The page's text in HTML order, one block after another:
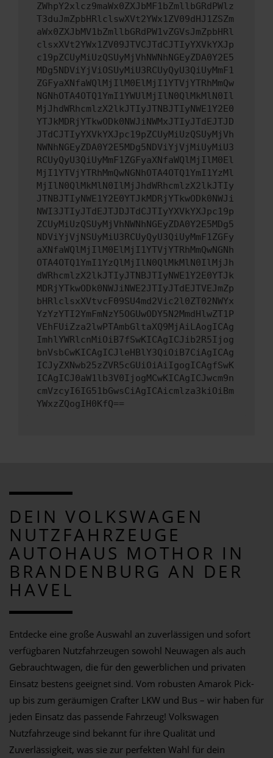
ZWhpY2xlcz9maWx0ZXJbMF1bZmllbGRdPWlz
T3duJmZpbHRlclswXVt2YWx1ZV09dHJ1ZSZm
aWx0ZXJbMV1bZmllbGRdPW1vZGVsJmZpbHRl
clsxXVt2YWx1ZV09JTVCJTdCJTIyYXVkYXJp
c19pZCUyMiUzQSUyMjVhNWNhNGEyZDA0Y2E5
MDg5NDViYjViOSUyMiU3RCUyQyU3QiUyMmF1
ZGFyaXNfaWQlMjIlM0ElMjI1YTVjYTRhMmQw
NGNhOTA4OTQ1YmI1YWUlMjIlN0QlMkMlN0Il
MjJhdWRhcmlzX2lkJTIyJTNBJTIyNWE1Y2E0
YTJkMDRjYTkwODk0NWJiNWMxJTIyJTdEJTJD
JTdCJTIyYXVkYXJpc19pZCUyMiUzQSUyMjVh
NWNhNGEyZDA0Y2E5MDg5NDViYjVjMiUyMiU3
RCUyQyU3QiUyMmF1ZGFyaXNfaWQlMjIlM0El
MjI1YTVjYTRhMmQwNGNhOTA4OTQ1YmI1YzMl
MjIlN0QlMkMlN0IlMjJhdWRhcmlzX2lkJTIy
JTNBJTIyNWE1Y2E0YTJkMDRjYTkwODk0NWJi
NWI3JTIyJTdEJTJDJTdCJTIyYXVkYXJpc19p
ZCUyMiUzQSUyMjVhNWNhNGEyZDA0Y2E5MDg5
NDViYjVjNSUyMiU3RCUyQyU3QiUyMmF1ZGFy
aXNfaWQlMjIlM0ElMjI1YTVjYTRhMmQwNGNh
OTA4OTQ1YmI1YzQlMjIlN0QlMkMlN0IlMjJh
dWRhcmlzX2lkJTIyJTNBJTIyNWE1Y2E0YTJk
MDRjYTkwODk0NWJiNWE2JTIyJTdEJTVEJmZp
bHRlclsxXVtvcF09SU4md2Vic2l0ZT02NWYx
YzYzYTI2YmFmNzY5OGUwODY5N2MmdHlwZT1P
VEhFUiZza2lwPTAmbGltaXQ9MjAiLAogICAg
ImhlYWRlcnMiOiB7fSwKICAgICJib2R5Ijog
bnVsbCwKICAgICJleHBlY3QiOiB7CiAgICAg
ICJyZXNwb25zZVR5cGUiOiAiIgogICAgfSwK
ICAgICJ0aW1lb3V0IjogMCwKICAgICJwcm9n
cmVzcyI6IG51bGwsCiAgICAicmlza3kiOiBm
YWxzZQogIH0KfQ==
DEIN VOLKSWAGEN
NUTZFAHRZEUGE
AUTOHAUS MOTHOR IN
BRANDENBURG AN DER
HAVEL
Entdecke eine große Auswahl an zuverlässigen und sofort
verfügbaren Nutzfahrzeugen sowohl Neuwagen als auch
Gebrauchtwagen, die für den gewerblichen und privaten
Einsatz bestens geeignet sind. Vom robusten Amarok Pick-
up bis zum geräumigen Crafter LKW und Bus – wir haben für
jeden Einsatz das passende Fahrzeug! Volkswagen
Nutzfahrzeuge sind bekannt für ihre Qualität und
Zuverlässigkeit, was sie zur perfekten Wahl für dein